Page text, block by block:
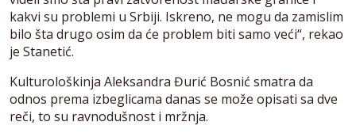
kakvi su problemi u Srbiji. Iskreno, ne mogu da zamislim
bilo šta drugo osim da će problem biti samo veći“, rekao
je Stanetić.
Kulturološkinja Aleksandra Đurić Bosnić smatra da
odnos prema izbeglicama danas se može opisati sa dve
reči, to su ravnodušnost i mržnja.